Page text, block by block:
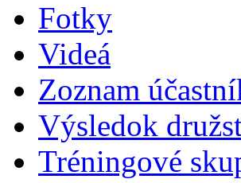
Fotky
Videá
Zoznam
Výsledok
Tréningové